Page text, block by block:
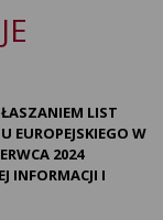
LIST
EUROPEJSKIEGO W
2024
INFORMACJI I